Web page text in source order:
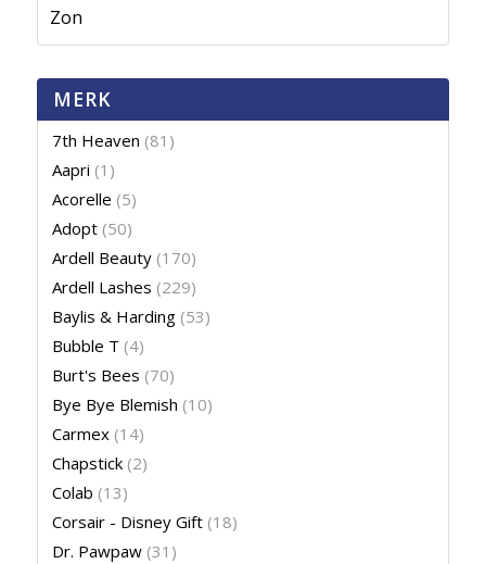
Zon
MERK
7th Heaven (81)
Aapri (1)
Acorelle (5)
Adopt (50)
Ardell Beauty (170)
Ardell Lashes (229)
Baylis & Harding (53)
Bubble T (4)
Burt's Bees (70)
Bye Bye Blemish (10)
Carmex (14)
Chapstick (2)
Colab (13)
Corsair - Disney Gift (18)
Dr. Pawpaw (31)